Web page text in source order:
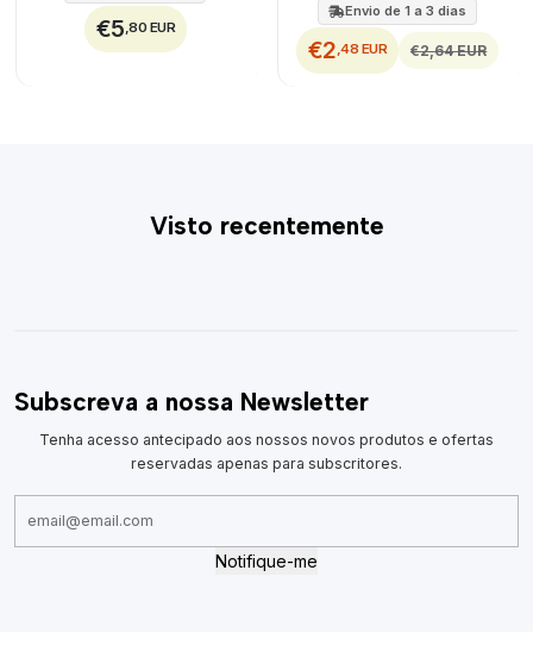
€5,80 EUR
Envio de 1 a 3 dias
€2,48 EUR €2,64 EUR
Visto recentemente
Subscreva a nossa Newsletter
Tenha acesso antecipado aos nossos novos produtos e ofertas
reservadas apenas para subscritores.
Notifique-me